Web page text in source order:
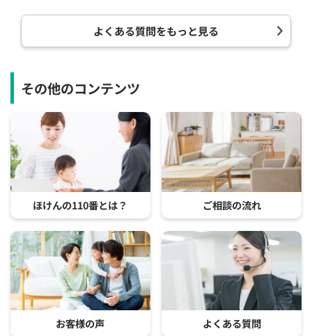
よくある質問をもっと見る
その他のコンテンツ
ほけんの110番とは？ ご相談の流れ
お客様の声 よくある質問